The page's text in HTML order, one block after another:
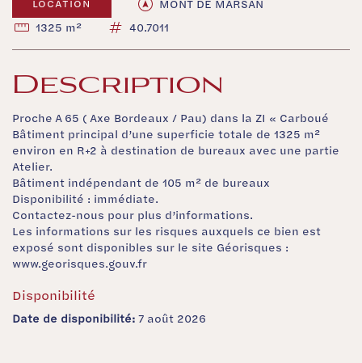
LOCATION
MONT DE MARSAN
1325 m²
40.7011
Description
Proche A 65 ( Axe Bordeaux / Pau) dans la ZI « Carboué
Bâtiment principal d’une superficie totale de 1325 m²
environ en R+2 à destination de bureaux avec une partie
Atelier.
Bâtiment indépendant de 105 m² de bureaux
Disponibilité : immédiate.
Contactez-nous pour plus d’informations.
Les informations sur les risques auxquels ce bien est
exposé sont disponibles sur le site Géorisques :
www.georisques.gouv.fr
Disponibilité
Date de disponibilité: 7 août 2026